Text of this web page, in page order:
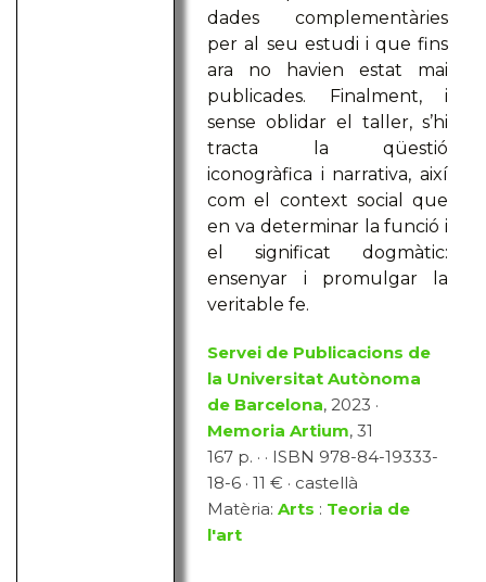
dades complementàries
per al seu estudi i que fins
ara no havien estat mai
publicades. Finalment, i
sense oblidar el taller, s’hi
tracta la qüestió
iconogràfica i narrativa, així
com el context social que
en va determinar la funció i
el significat dogmàtic:
ensenyar i promulgar la
veritable fe.
Servei de Publicacions de
la Universitat Autònoma
de Barcelona, 2023 ·
Memoria Artium, 31
167 p. · · ISBN 978-84-19333-
18-6 · 11 € · castellà
Matèria:Arts : Teoria de
l'art